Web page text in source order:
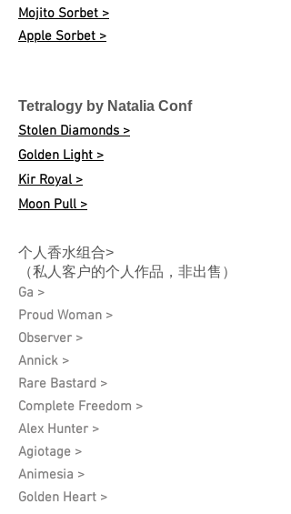
Mojito Sorbet >
Apple Sorbet >
Tetralogy by Natalia Conf
Stolen Diamonds >
Golden Light >
Kir Royal >
Moon Pull >
个人香水组合>
（私人客户的个人作品，非出售）
Ga >
Proud Woman >
Observer >
Annick >
Rare Bastard >
Complete Freedom >
Alex Hunter >
Agiotage >
Animesia >
Golden Heart >